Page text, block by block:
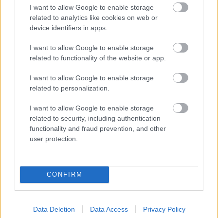
I want to allow Google to enable storage
related to analytics like cookies on web or
device identifiers in apps.
I want to allow Google to enable storage
related to functionality of the website or app.
I want to allow Google to enable storage
related to personalization.
I want to allow Google to enable storage
related to security, including authentication
functionality and fraud prevention, and other
user protection.
CONFIRM
Data Deletion Data Access Privacy Policy
Szerezz be pár örök darabot a
leárazások alatt
Apu, van számodra egy meglepetés